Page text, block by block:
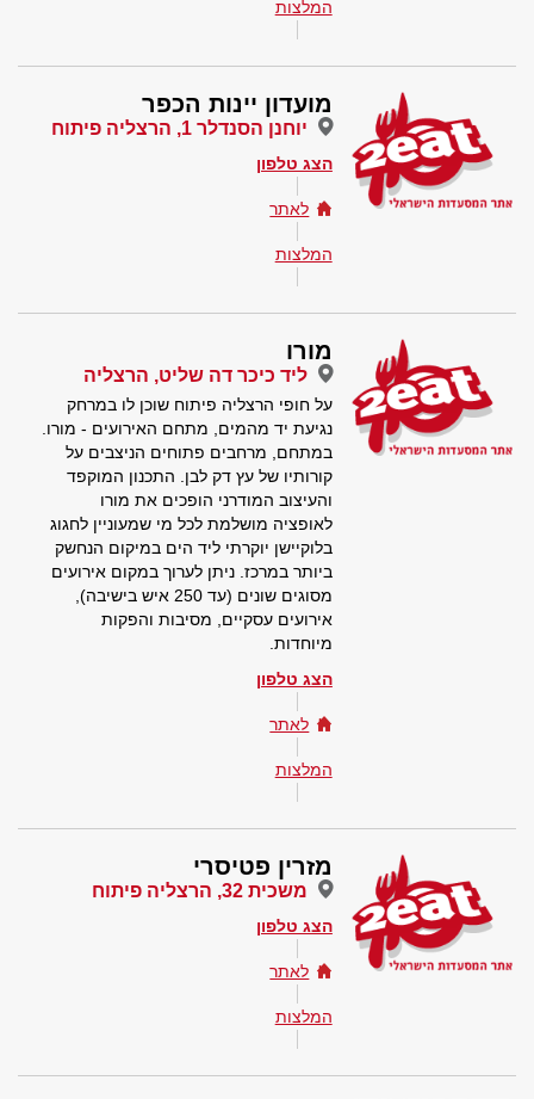
המלצות
מועדון יינות הכפר
יוחנן הסנדלר 1, הרצליה פיתוח
הצג טלפון
לאתר
המלצות
מורו
ליד כיכר דה שליט, הרצליה
על חופי הרצליה פיתוח שוכן לו במרחק
נגיעת יד מהמים, מתחם האירועים - מורו.
במתחם, מרחבים פתוחים הניצבים על
קורותיו של עץ דק לבן. התכנון המוקפד
והעיצוב המודרני הופכים את מורו
לאופציה מושלמת לכל מי שמעוניין לחגוג
בלוקיישן יוקרתי ליד הים במיקום הנחשק
ביותר במרכז. ניתן לערוך במקום אירועים
מסוגים שונים (עד 250 איש בישיבה),
אירועים עסקיים, מסיבות והפקות
מיוחדות.
הצג טלפון
לאתר
המלצות
מזרין פטיסרי
משכית 32, הרצליה פיתוח
הצג טלפון
לאתר
המלצות